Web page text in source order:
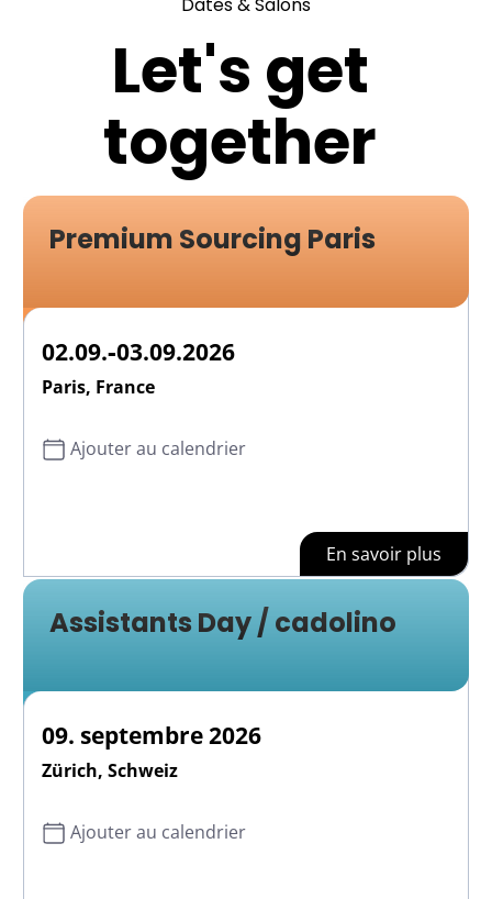
Let's get
together
Premium Sourcing Paris
02.09.-03.09.2026
Paris, France
Ajouter au calendrier
En savoir plus
Assistants Day / cadolino
09. septembre 2026
Zürich, Schweiz
Ajouter au calendrier